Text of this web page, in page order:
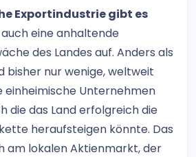
Exportindustrie gibt es
eine anhaltende
des Landes auf. Anders als
bisher nur wenige, weltweit
einheimische Unternehmen
die das Land erfolgreich die
heraufsteigen könnte. Das
am lokalen Aktienmarkt, der